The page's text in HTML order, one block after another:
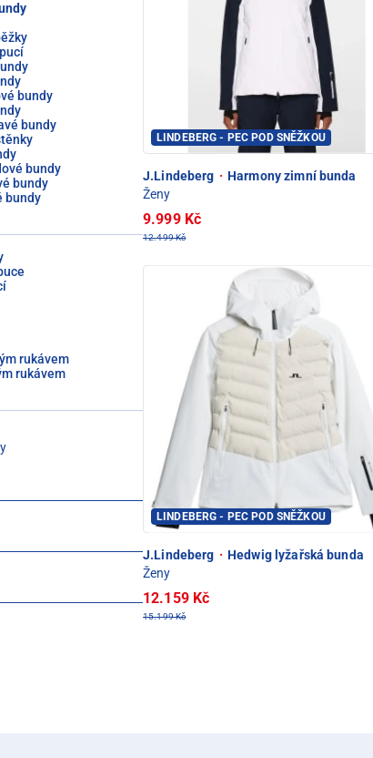
bundy
bundy
bundy
bundy
bundy
rukávem
rukávem
LINDEBERG - PEC POD SNĚŽKOU
J.Lindeberg · Harmony zimní bunda
Ženy
9.999 Kč
12.499 Kč
LINDEBERG - PEC POD SNĚŽKOU
J.Lindeberg · Hedwig lyžařská bunda
Ženy
12.159 Kč
15.199 Kč